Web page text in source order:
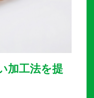
加工法を提